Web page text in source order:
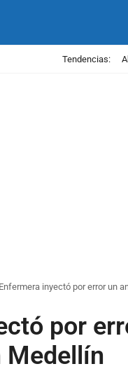
Tendencias:
Enfermera inyectó por error un
por
Medellín